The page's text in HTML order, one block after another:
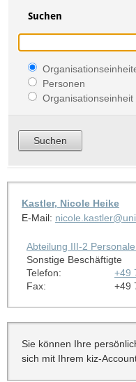
Suchen
Personen
Organisationseinheit
Kastler, Nicole Heike
E-Mail:
Abteilung III-2
Sonstige Beschäftigte
Telefon:
+49
Fax:
+49
Sie können Ihre
sich mit Ihrem kiz-